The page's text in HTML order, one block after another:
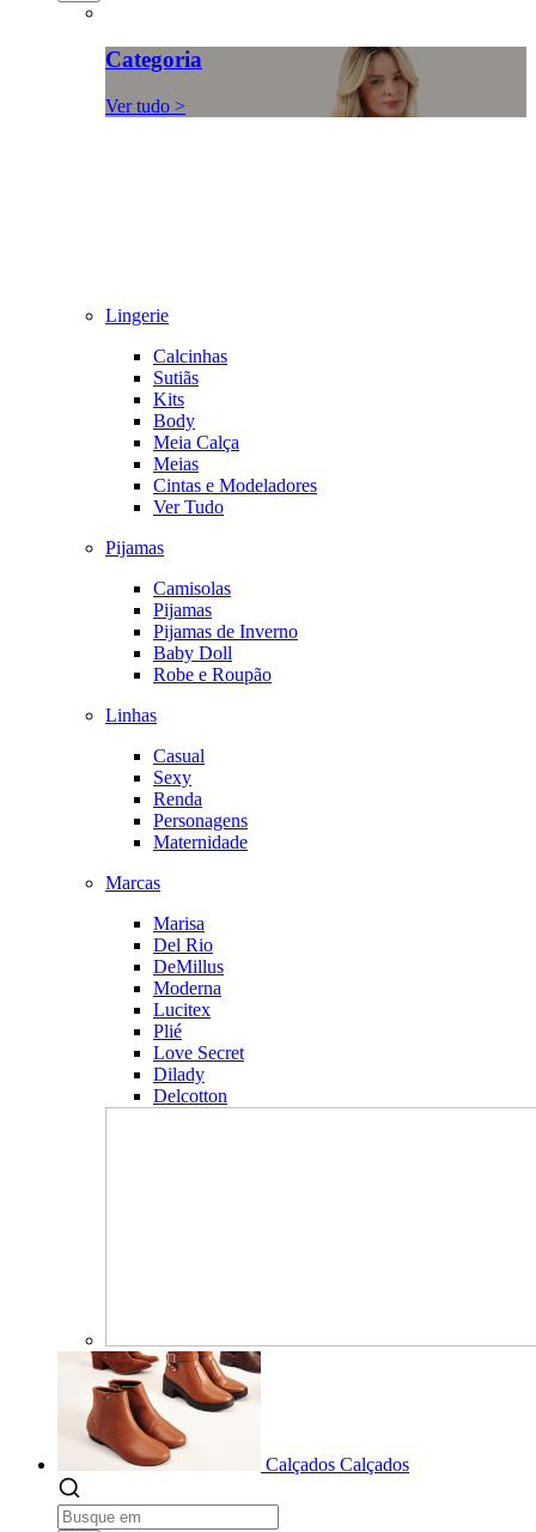
Categoria
Ver tudo >
Lingerie
Calcinhas
Sutiãs
Kits
Body
Meia Calça
Meias
Cintas e Modeladores
Ver Tudo
Pijamas
Camisolas
Pijamas
Pijamas de Inverno
Baby Doll
Robe e Roupão
Linhas
Casual
Sexy
Renda
Personagens
Maternidade
Marcas
Marisa
Del Rio
DeMillus
Moderna
Lucitex
Plié
Love Secret
Dilady
Delcotton
Calçados Calçados